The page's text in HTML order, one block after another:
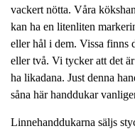
vackert nötta. Våra
kan ha en litenliten
eller hål i dem. Vissa finns
eller två. Vi tycker att det
ha likadana. Just denna
såna här handdukar
Linnehanddukarna säljs